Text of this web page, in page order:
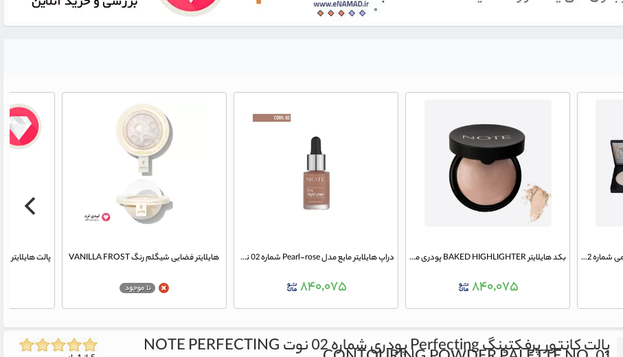
پالت کانتور پرفکتینگ Perfecting کرمی شماره 02 نوت بکد هایلایتر BAKED HIGHLIGHTER پودری مدل Sun-kiss شماره 02 نوت
۸۴۰,۰۷۵
دراپ هایلایتر مایع مدل Pearl-rose شماره 02 نوت
۸۴۰,۰۷۵
هایلایتر فضایی شیگلم رنگ VANILLA FROST
پالت کانتور پرفکتینگ Perfecting پودری شماره 02 نوت NOTE PERFECTING